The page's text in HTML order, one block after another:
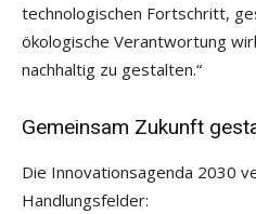
technologischen Fortschritt,
ökologische Verantwortung
nachhaltig zu gestalten.“
Gemeinsam Zukunft
Die Innovationsagenda 2030
Handlungsfelder: